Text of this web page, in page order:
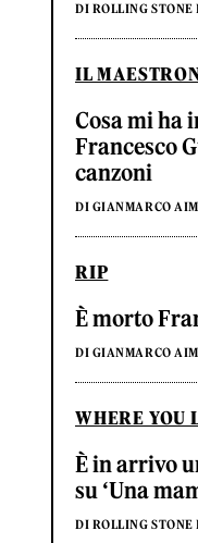
DI ROLLING STONE
IL
Cosa mi ha
Francesco
canzoni
DI GIANMARCO
RIP
È morto
DI GIANMARCO
WHERE YOU
È in arrivo
su ‘Una
DI ROLLING STONE